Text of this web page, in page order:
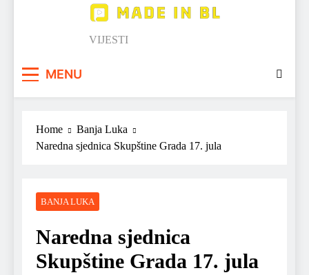
Made in BL
VIJESTI
MENU
Home
Banja Luka
Naredna sjednica Skupštine Grada 17. jula
BANJA LUKA
Naredna sjednica
Skupštine Grada 17. jula